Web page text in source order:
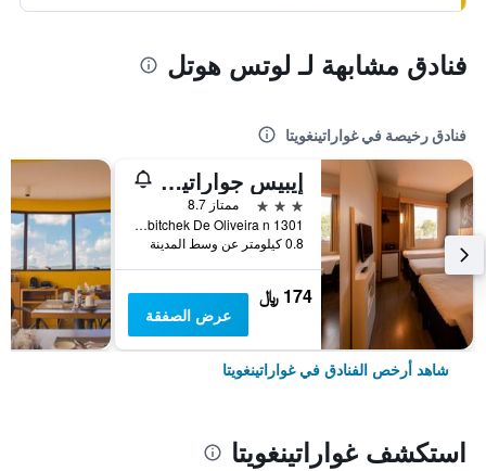
فنادق مشابهة لـ لوتس هوتل
فنادق رخيصة في غواراتينغويتا
إيبيس جواراتينجويتا أباريسيدا
3 نجوم
ممتاز 8.7
Avenida Juscelino Kubitchek De Oliveira n 1301, غواراتينغويتا, البرازيل
0.8 كيلومتر عن وسط المدينة
174 ﷼
عرض الصفقة
شاهد أرخص الفنادق في غواراتينغويتا
استكشف غواراتينغويتا